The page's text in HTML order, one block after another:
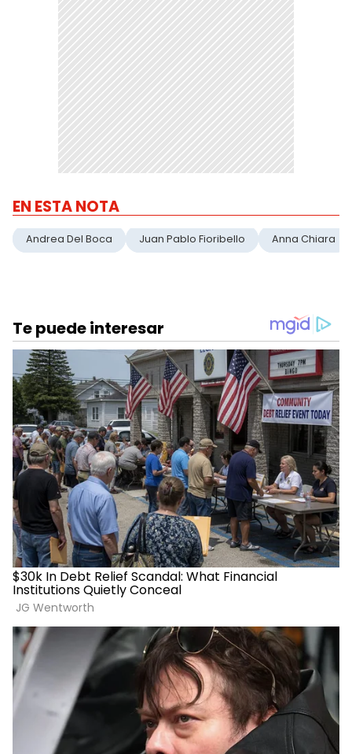
EN ESTA NOTA
Andrea Del Boca Juan Pablo Fioribello Anna Chiara